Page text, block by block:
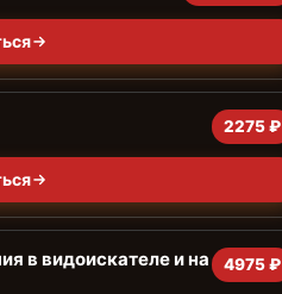
2275 ₽
в видоискателе и на
4975 ₽